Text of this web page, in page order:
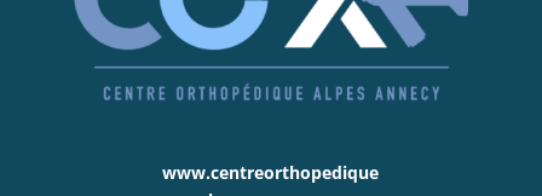
www.centreorthopedique